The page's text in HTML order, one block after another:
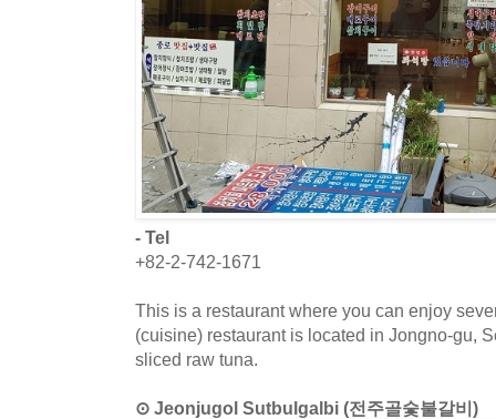
- Tel
+82-2-742-1671
This is a restaurant where you can enjoy
(cuisine) restaurant is located in Jongno-gu,
sliced raw tuna.
⊙ Jeonjugol Sutbulgalbi (전주골숯불갈비)